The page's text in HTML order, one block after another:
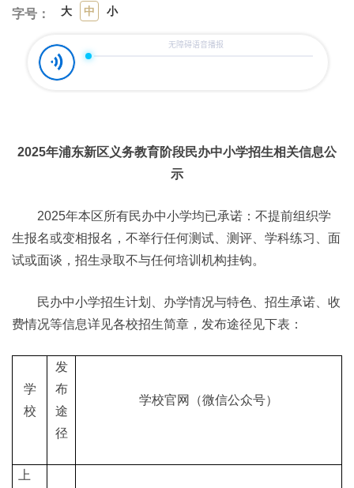
字号： 大 中 小
2025年浦东新区义务教育阶段民办中小学招生相关信息公
示
2025年本区所有民办中小学均已承诺：不提前组织学
生报名或变相报名，不举行任何测试、测评、学科练习、面
试或面谈，招生录取不与任何培训机构挂钩。
民办中小学招生计划、办学情况与特色、招生承诺、收
费情况等信息详见各校招生简章，发布途径见下表：
学
校
发
布
途
径
学校官网（微信公众号）
上